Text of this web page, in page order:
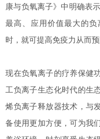
康与负氧离子》中明确表
最高、应用价值最大的
时，就可提高免疫力从而预
现在负氧离子的疗养保健
工负离子生态化时代的生
烯负离子释放器技术，与
备使用更加方便，可为我